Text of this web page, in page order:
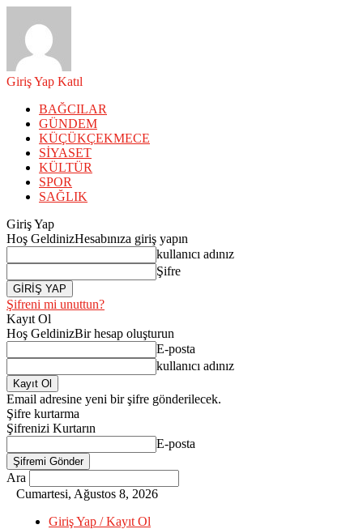
Giriş Yap Katıl
BAĞCILAR
GÜNDEM
KÜÇÜKÇEKMECE
SİYASET
KÜLTÜR
SPOR
SAĞLIK
Giriş Yap
Hoş GeldinizHesabınıza giriş yapın
kullanıcı adınız
Şifre
Şifreni mi unuttun?
Kayıt Ol
Hoş GeldinizBir hesap oluşturun
E-posta
kullanıcı adınız
Email adresine yeni bir şifre gönderilecek.
Şifre kurtarma
Şifrenizi Kurtarın
E-posta
Ara
Cumartesi, Ağustos 8, 2026
Giriş Yap / Kayıt Ol